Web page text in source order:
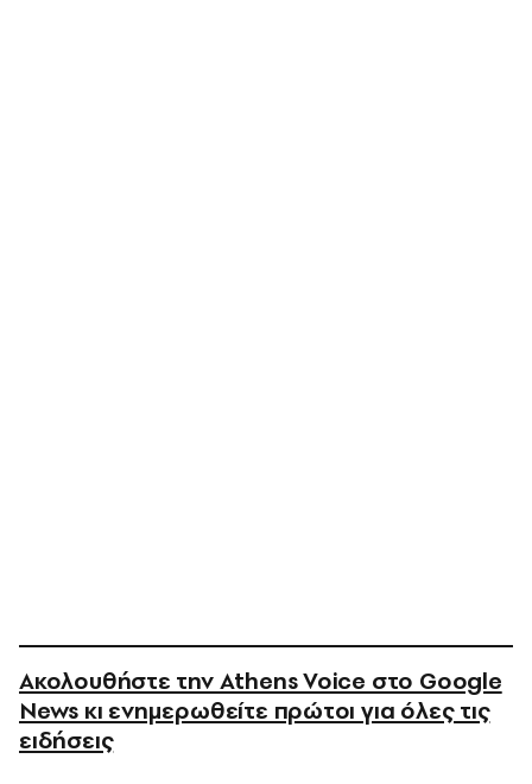
Ακολουθήστε την Athens Voice στο Google
News κι ενημερωθείτε πρώτοι για όλες τις
ειδήσεις